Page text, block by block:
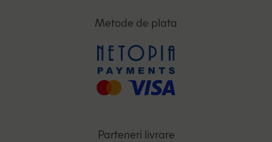
Metode de plata
Parteneri livrare